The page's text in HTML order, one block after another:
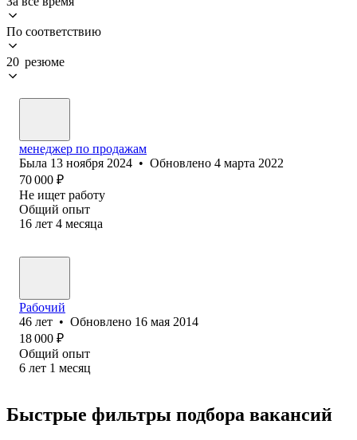
По соответствию
20 резюме
менеджер по продажам
Была 13 ноября 2024 • Обновлено 4 марта 2022
70 000 ₽
Не ищет работу
Общий опыт
16 лет 4 месяца
Рабочий
46 лет • Обновлено 16 мая 2014
18 000 ₽
Общий опыт
6 лет 1 месяц
Быстрые фильтры подбора вакансий